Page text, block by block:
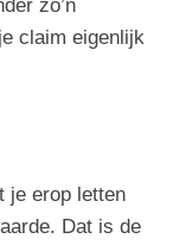
zo’n
claim eigenlijk
je erop letten
Dat is de